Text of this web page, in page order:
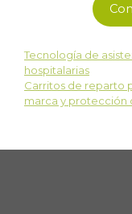
Tecnología de
hospitalarias
Carritos de reparto
marca y protección